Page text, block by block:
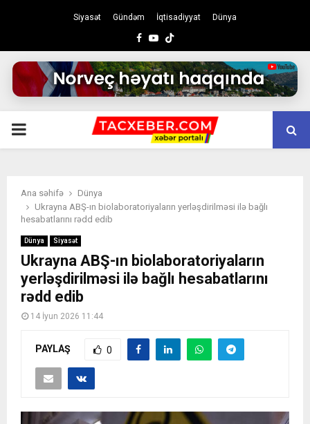
Siyasət Gündəm İqtisadiyyat Dünya
Facebook
Youtube
PRIMARY
Ana səhifə
Dünya
Ukrayna ABŞ-ın biolaboratoriyaların yerləşdirilməsi ilə bağlı
hesabatlarını rədd edib
Dünya Siyasət
Ukrayna ABŞ-ın biolaboratoriyaların
yerləşdirilməsi ilə bağlı hesabatlarını
rədd edib
14 İyun 2026 11:44
PAYLAŞ 0